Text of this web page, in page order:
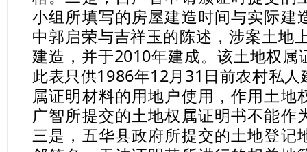
小组所填写的房屋建造时间与实际建
中郭启荣与吉祥玉的陈述，涉案土地
建造，并于2010年建成。该土地权属
此表只供1986年12月31日前农村私
属证明材料的用地户使用，作用土地
广智所提交的土地权属证明书不能作
三是，五华县政府所提交的土地登记